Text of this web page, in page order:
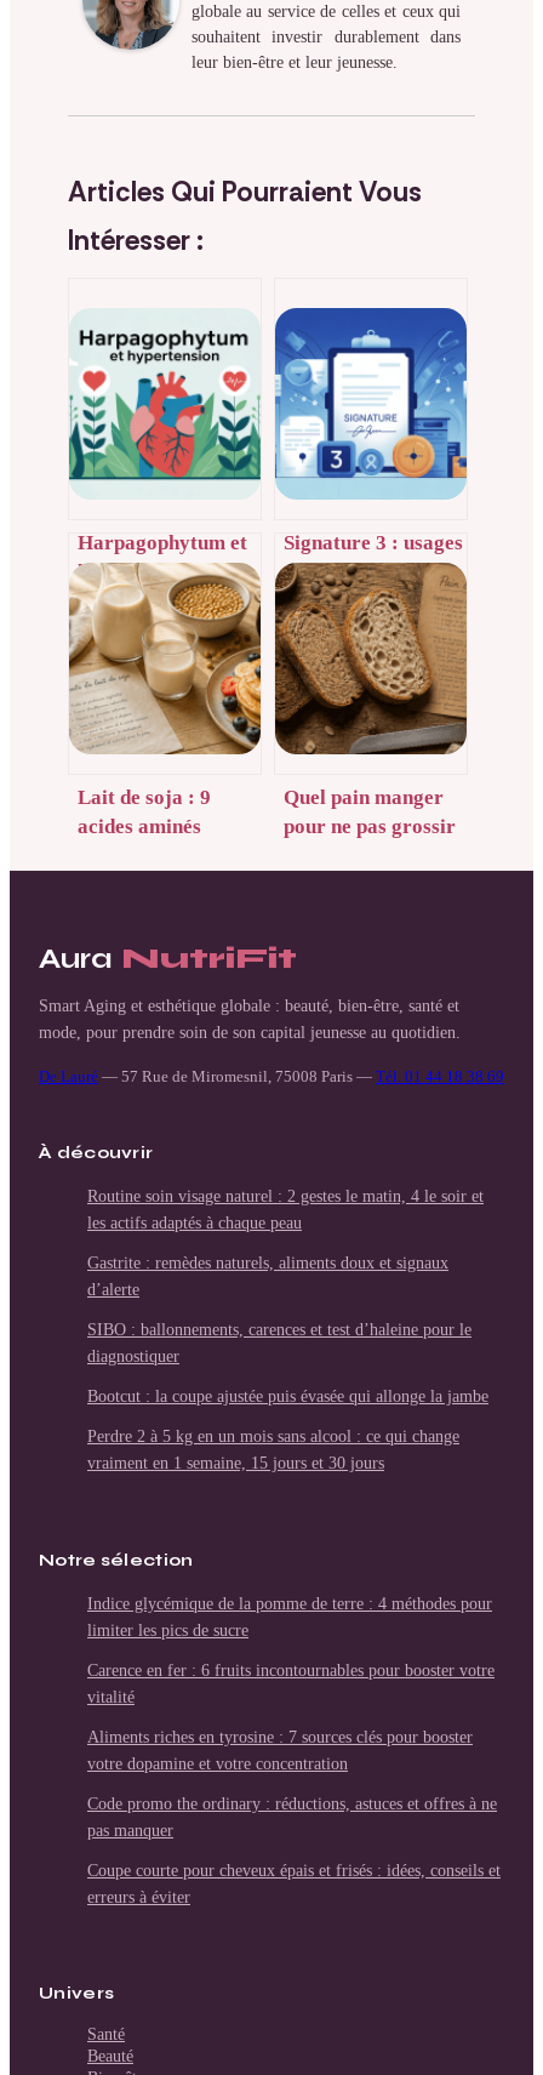
globale au service de celles et ceux qui
souhaitent investir durablement dans
leur bien-être et leur jeunesse.
Articles Qui Pourraient Vous
Intéresser :
Harpagophytum et
hypertension :
usages, risques et
précautions à
connaître
Signature 3 : usages
concrets, enjeux et
bonnes pratiques en
entreprise
Lait de soja : 9
acides aminés
Quel pain manger
pour ne pas grossir
Aura NutriFit
Smart Aging et esthétique globale : beauté, bien-être, santé et
mode, pour prendre soin de son capital jeunesse au quotidien.
De Lauré — 57 Rue de Miromesnil, 75008 Paris — Tél. 01 44 18 38 69
À découvrir
Routine soin visage naturel : 2 gestes le matin, 4 le soir et
les actifs adaptés à chaque peau
Gastrite : remèdes naturels, aliments doux et signaux
d’alerte
SIBO : ballonnements, carences et test d’haleine pour le
diagnostiquer
Bootcut : la coupe ajustée puis évasée qui allonge la jambe
Perdre 2 à 5 kg en un mois sans alcool : ce qui change
vraiment en 1 semaine, 15 jours et 30 jours
Notre sélection
Indice glycémique de la pomme de terre : 4 méthodes pour
limiter les pics de sucre
Carence en fer : 6 fruits incontournables pour booster votre
vitalité
Aliments riches en tyrosine : 7 sources clés pour booster
votre dopamine et votre concentration
Code promo the ordinary : réductions, astuces et offres à ne
pas manquer
Coupe courte pour cheveux épais et frisés : idées, conseils et
erreurs à éviter
Univers
Santé
Beauté